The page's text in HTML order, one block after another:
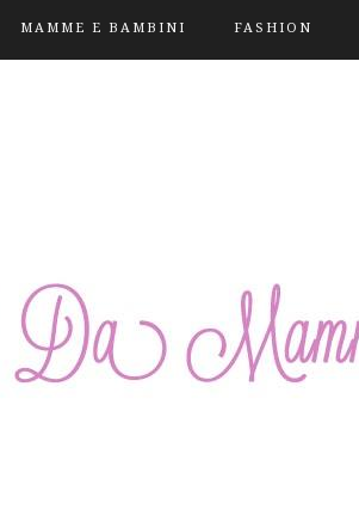
MAMME E BAMBINI FASHION